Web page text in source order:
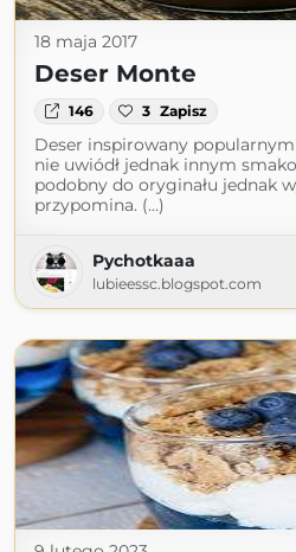
18 maja 2017
Deser Monte
146 3 Zapisz
Deser inspirowany
nie uwiódł jednak innym
podobny do oryginału jednak
przypomina. (...)
Pychotkaaa
lubieessc.blogspot.com